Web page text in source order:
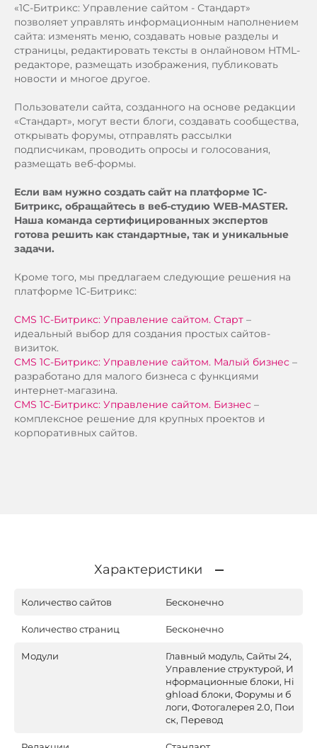
«1C-Битрикс: Управление сайтом - Стандарт»
позволяет управлять информационным наполнением
сайта: изменять меню, создавать новые разделы и
страницы, редактировать тексты в онлайновом HTML-
редакторе, размещать изображения, публиковать
новости и многое другое.
Пользователи сайта, созданного на основе редакции
«Стандарт», могут вести блоги, создавать сообщества,
открывать форумы, отправлять рассылки
подписчикам, проводить опросы и голосования,
размещать веб-формы.
Если вам нужно создать сайт на платформе 1С-
Битрикс, обращайтесь в веб-студию WEB-MASTER.
Наша команда сертифицированных экспертов
готова решить как стандартные, так и уникальные
задачи.
Кроме того, мы предлагаем следующие решения на
платформе 1С-Битрикс:
CMS 1С-Битрикс: Управление сайтом. Старт –
идеальный выбор для создания простых сайтов-
визиток.
CMS 1С-Битрикс: Управление сайтом. Малый бизнес –
разработано для малого бизнеса с функциями
интернет-магазина.
CMS 1С-Битрикс: Управление сайтом. Бизнес –
комплексное решение для крупных проектов и
корпоративных сайтов.
Характеристики
Количество сайтов Бесконечно
Количество страниц Бесконечно
Модули
Главный модуль, Сайты 24,
Управление структурой, И
нформационные блоки, Hi
ghload блоки, Форумы и б
логи, Фотогалерея 2.0, Пои
ск, Перевод